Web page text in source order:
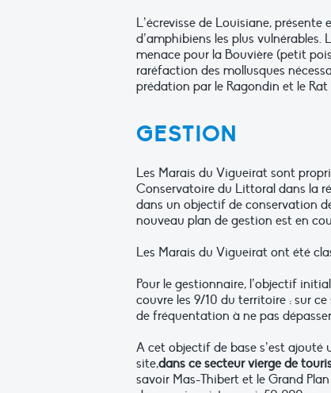
L’écrevisse de Louisiane,
d’amphibiens les plus
menace pour la Bouvière (petit
raréfaction des mollusques
prédation par le Ragondin et le Rat
GESTION
Les Marais du Vigueirat sont
Conservatoire du Littoral dans la
dans un objectif de conservation
nouveau plan de gestion est en
Les Marais du Vigueirat ont été
Pour le gestionnaire, l’objectif
couvre les 9/10 du territoire : sur
de fréquentation à ne pas
A cet objectif de base s’est ajouté
site,dans ce secteur vierge de
savoir Mas-Thibert et le Grand